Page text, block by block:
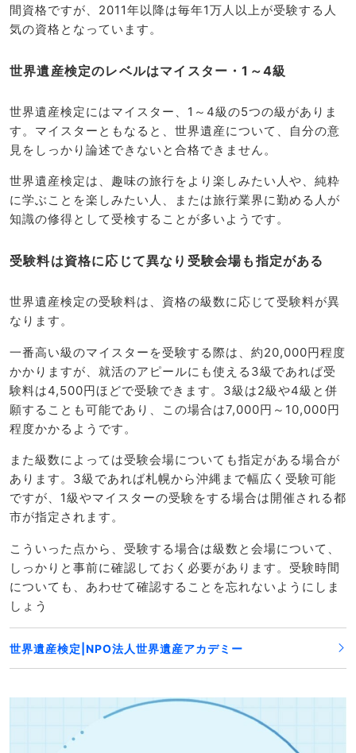
間資格ですが、2011年以降は毎年1万人以上が受験する人
気の資格となっています。
世界遺産検定のレベルはマイスター・1～4級
世界遺産検定にはマイスター、1～4級の5つの級がありま
す。マイスターともなると、世界遺産について、自分の意
見をしっかり論述できないと合格できません。
世界遺産検定は、趣味の旅行をより楽しみたい人や、純粋
に学ぶことを楽しみたい人、または旅行業界に勤める人が
知識の修得として受検することが多いようです。
受験料は資格に応じて異なり受験会場も指定がある
世界遺産検定の受験料は、資格の級数に応じて受験料が異
なります。
一番高い級のマイスターを受験する際は、約20,000円程度
かかりますが、就活のアピールにも使える3級であれば受
験料は4,500円ほどで受験できます。3級は2級や4級と併
願することも可能であり、この場合は7,000円～10,000円
程度かかるようです。
また級数によっては受験会場についても指定がある場合が
あります。3級であれば札幌から沖縄まで幅広く受験可能
ですが、1級やマイスターの受験をする場合は開催される都
市が指定されます。
こういった点から、受験する場合は級数と会場について、
しっかりと事前に確認しておく必要があります。受験時間
についても、あわせて確認することを忘れないようにしま
しょう
世界遺産検定|NPO法人世界遺産アカデミー